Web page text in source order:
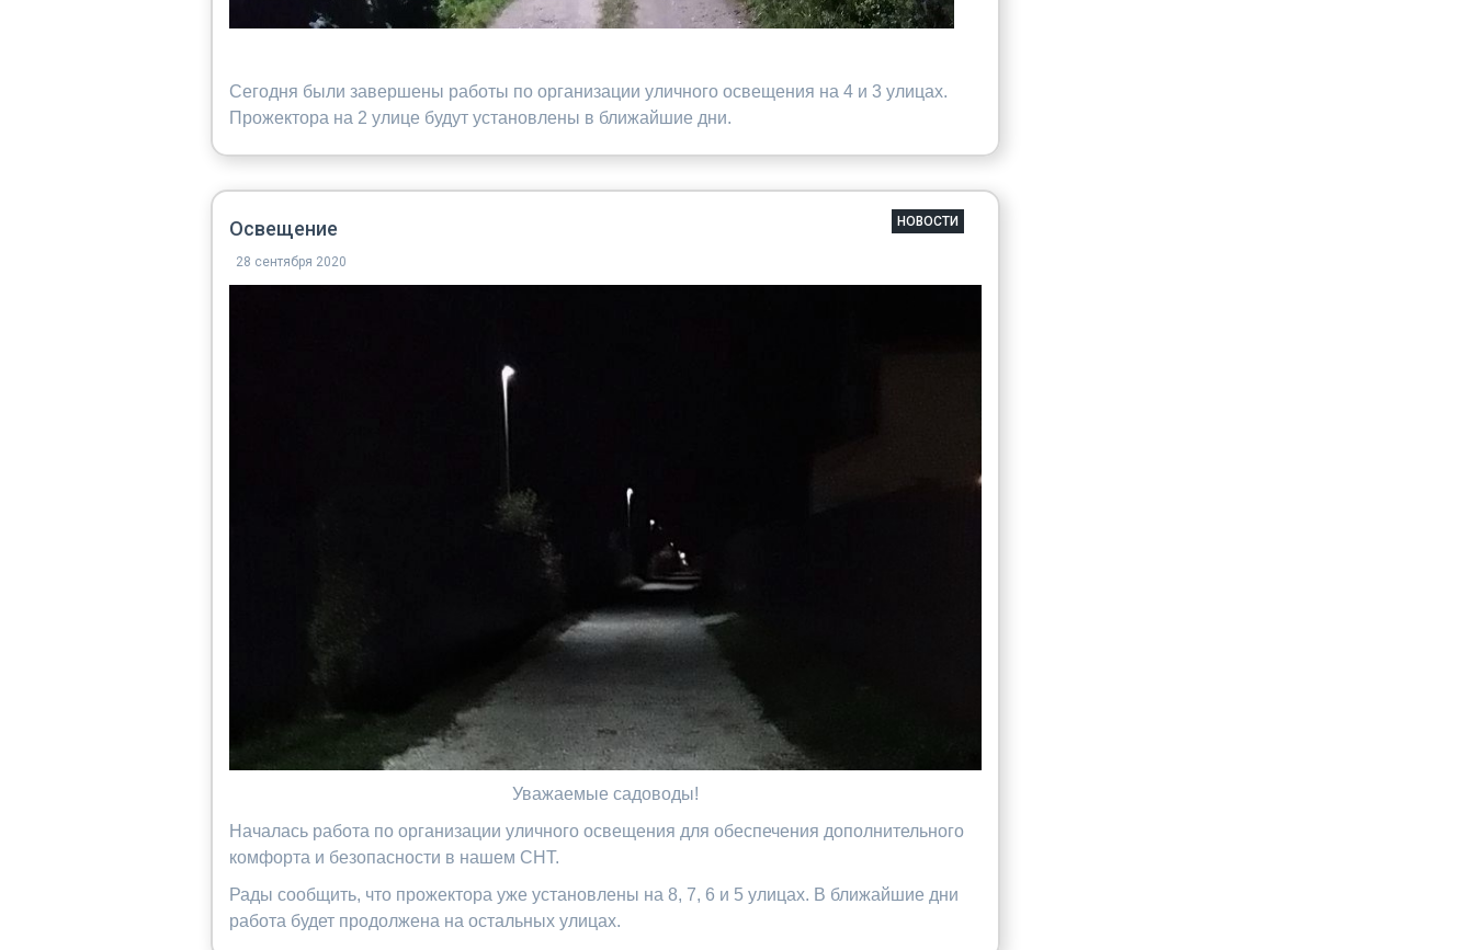
Сегодня были завершены работы по организации уличного освещения на 4 и 3 улицах.
Прожектора на 2 улице будут установлены в ближайшие дни.
Освещение НОВОСТИ
28 сентября 2020
Уважаемые садоводы!
Началась работа по организации уличного освещения для обеспечения дополнительного
комфорта и безопасности в нашем СНТ.
Рады сообщить, что прожектора уже установлены на 8, 7, 6 и 5 улицах. В ближайшие дни
работа будет продолжена на остальных улицах.